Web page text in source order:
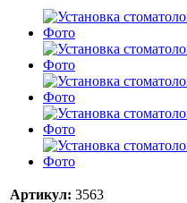
Артикул: 3563